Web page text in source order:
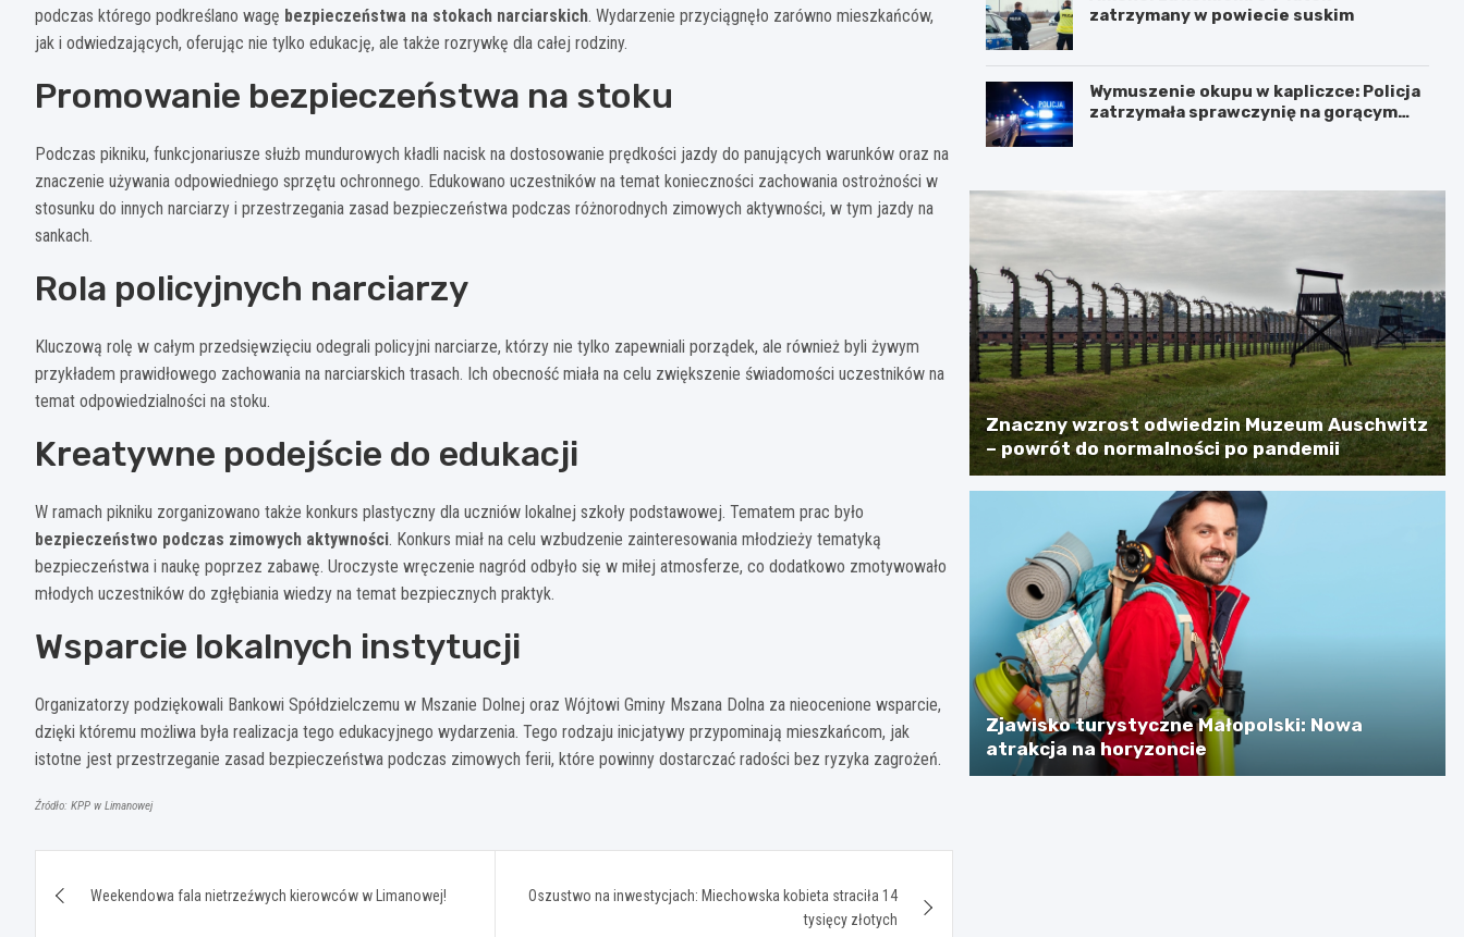
podczas którego podkreślano wagę bezpieczeństwa na stokach narciarskich. Wydarzenie przyciągnęło zarówno mieszkańców,
jak i odwiedzających, oferując nie tylko edukację, ale także rozrywkę dla całej rodziny.
Promowanie bezpieczeństwa na stoku
Podczas pikniku, funkcjonariusze służb mundurowych kładli nacisk na dostosowanie prędkości jazdy do panujących warunków oraz na
znaczenie używania odpowiedniego sprzętu ochronnego. Edukowano uczestników na temat konieczności zachowania ostrożności w
stosunku do innych narciarzy i przestrzegania zasad bezpieczeństwa podczas różnorodnych zimowych aktywności, w tym jazdy na
sankach.
Rola policyjnych narciarzy
Kluczową rolę w całym przedsięwzięciu odegrali policyjni narciarze, którzy nie tylko zapewniali porządek, ale również byli żywym
przykładem prawidłowego zachowania na narciarskich trasach. Ich obecność miała na celu zwiększenie świadomości uczestników na
temat odpowiedzialności na stoku.
Kreatywne podejście do edukacji
W ramach pikniku zorganizowano także konkurs plastyczny dla uczniów lokalnej szkoły podstawowej. Tematem prac było
bezpieczeństwo podczas zimowych aktywności. Konkurs miał na celu wzbudzenie zainteresowania młodzieży tematyką
bezpieczeństwa i naukę poprzez zabawę. Uroczyste wręczenie nagród odbyło się w miłej atmosferze, co dodatkowo zmotywowało
młodych uczestników do zgłębiania wiedzy na temat bezpiecznych praktyk.
Wsparcie lokalnych instytucji
Organizatorzy podziękowali Bankowi Spółdzielczemu w Mszanie Dolnej oraz Wójtowi Gminy Mszana Dolna za nieocenione wsparcie,
dzięki któremu możliwa była realizacja tego edukacyjnego wydarzenia. Tego rodzaju inicjatywy przypominają mieszkańcom, jak
istotne jest przestrzeganie zasad bezpieczeństwa podczas zimowych ferii, które powinny dostarczać radości bez ryzyka zagrożeń.
Źródło: KPP w Limanowej
wpisu
Weekendowa fala nietrzeźwych kierowców w Limanowej!
Oszustwo na inwestycjach: Miechowska kobieta straciła 14
tysięcy złotych
zatrzymany w powiecie suskim
Wymuszenie okupu w kapliczce: Policja
zatrzymała sprawczynię na gorącym
Znaczny wzrost odwiedzin Muzeum Auschwitz
– powrót do normalności po pandemii
Zjawisko turystyczne Małopolski: Nowa
atrakcja na horyzoncie